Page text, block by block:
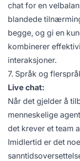
chat for en
blandede
begge, og gi en
kombinerer
interaksjoner.
7. Språk og
Live chat:
Når det gjelder å
menneskelige
det krever et team
Imidlertid er det